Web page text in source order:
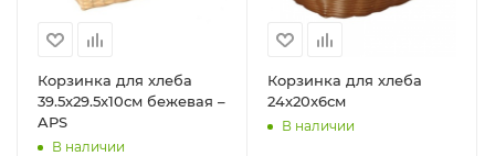
Корзинка для хлеба
39.5x29.5x10см бежевая –
APS
В наличии
Корзинка для хлеба
24x20x6см
В наличии